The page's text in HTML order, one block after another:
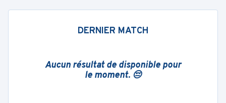
DERNIER MATCH
Aucun résultat de disponible pour
le moment. 😔